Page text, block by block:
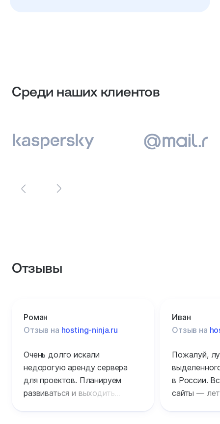
Среди наших клиентов
Отзывы
Роман
Отзыв на hosting-ninja.ru
Очень долго искали
недорогую аренду сервера
для проектов. Планируем
развиваться и выходить
Иван
Отзыв на
Пожалуй,
в России.
сайты —